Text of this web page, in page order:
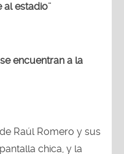
al estadio¨
encuentran a la
Raúl Romero y sus
chica, y la